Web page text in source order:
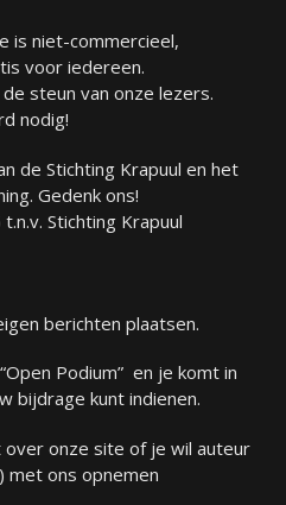
is niet-commercieel,
voor iedereen.
steun van onze lezers.
nodig!
de Stichting Krapuul en het
Gedenk ons!
Stichting Krapuul
berichten plaatsen.
Podium” en je komt in
bijdrage kunt indienen.
onze site of je wil auteur
met ons opnemen